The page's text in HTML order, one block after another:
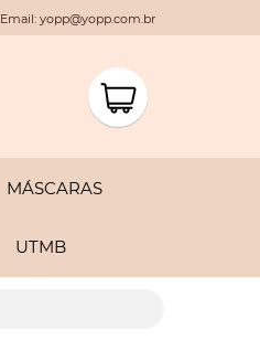
Email: yopp@yopp.com.br
MÁSCARAS
UTMB